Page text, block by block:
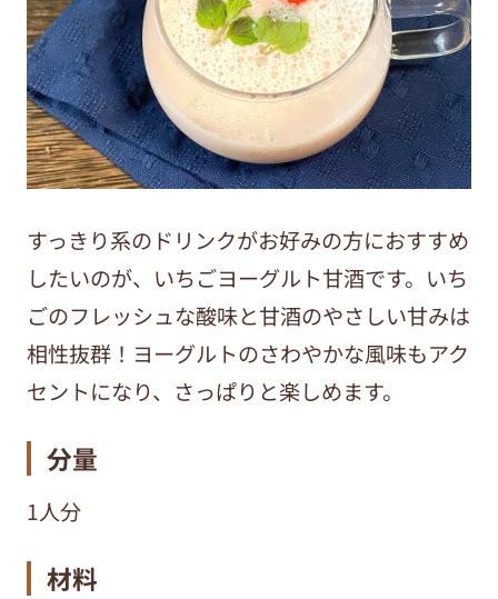
すっきり系のドリンクがお好みの方におすすめ
したいのが、いちごヨーグルト甘酒です。いち
ごのフレッシュな酸味と甘酒のやさしい甘みは
相性抜群！ヨーグルトのさわやかな風味もアク
セントになり、さっぱりと楽しめます。
分量
1人分
材料